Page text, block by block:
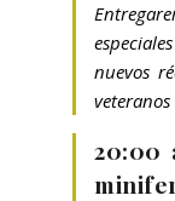
nuevos
20:00